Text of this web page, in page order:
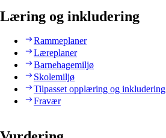
Læring og inkludering
Rammeplaner
Læreplaner
Barnehagemiljø
Skolemiljø
Tilpasset opplæring og inkludering
Fravær